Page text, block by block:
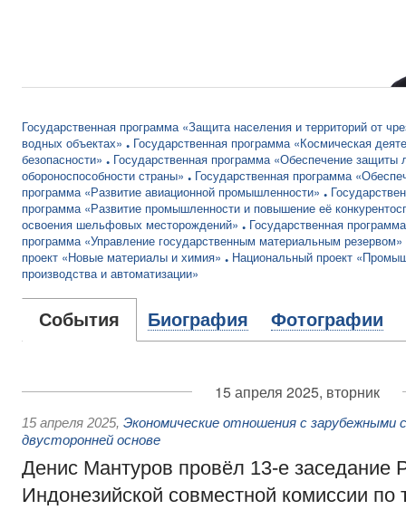
Государственная программа «Защита населения и территорий от
водных объектах»
Государственная программа «Космическая
безопасности»
Государственная программа «Обеспечение защиты
обороноспособности страны»
Государственная программа
программа «Развитие авиационной промышленности»
программа «Развитие промышленности и повышение её
освоения шельфовых месторождений»
Государственная
программа «Управление государственным материальным резервом»
проект «Новые материалы и химия»
Национальный проект
производства и автоматизации»
События Биография Фотографии
15 апреля 2025, вторник
15 апреля 2025, Экономические отношения с зарубежными
двусторонней основе
Денис Мантуров провёл 13-е заседание
Индонезийской совместной комиссии по